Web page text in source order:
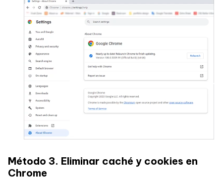
Método 3. Eliminar caché y cookies en
Chrome